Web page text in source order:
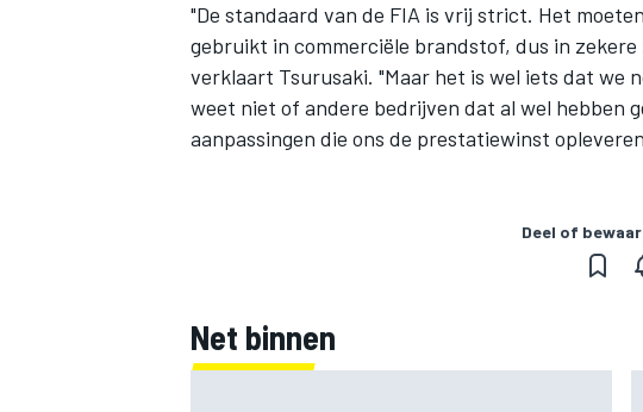
"De standaard van de FIA is vrij strict. Het
gebruikt in commerciële brandstof, dus in
verklaart Tsurusaki. "Maar het is wel iets dat we
weet niet of andere bedrijven dat al wel hebben
aanpassingen die ons de prestatiewinst
Deel of
Net binnen